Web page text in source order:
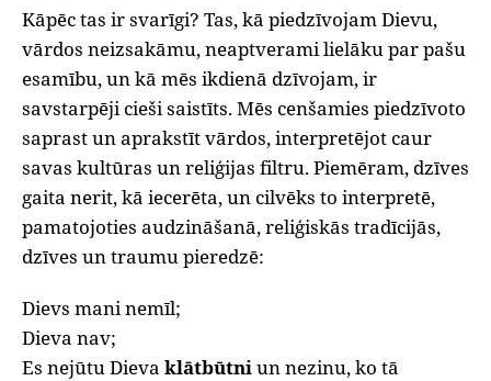
Kāpēc tas ir svarīgi? Tas, kā piedzīvojam Dievu,
vārdos neizsakāmu, neaptverami lielāku par pašu
esamību, un kā mēs ikdienā dzīvojam, ir
savstarpēji cieši saistīts. Mēs cenšamies piedzīvoto
saprast un aprakstīt vārdos, interpretējot caur
savas kultūras un reliģijas filtru. Piemēram, dzīves
gaita nerit, kā iecerēta, un cilvēks to interpretē,
pamatojoties audzināšanā, reliģiskās tradīcijās,
dzīves un traumu pieredzē:
Dievs mani nemīl;
Dieva nav;
Es nejūtu Dieva klātbūtniun nezinu, ko tā